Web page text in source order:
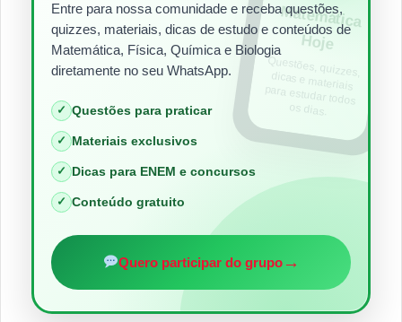
Entre para nossa comunidade e receba questões,
quizzes, materiais, dicas de estudo e conteúdos de
Matemática, Física, Química e Biologia
diretamente no seu WhatsApp.
✓ Questões para praticar
✓ Materiais exclusivos
✓ Dicas para ENEM e concursos
✓ Conteúdo gratuito
Quero participar do grupo→
Matem
ática
Hoje
Questões, quizzes,
dicas e materiais
para estudar todos
os dias.